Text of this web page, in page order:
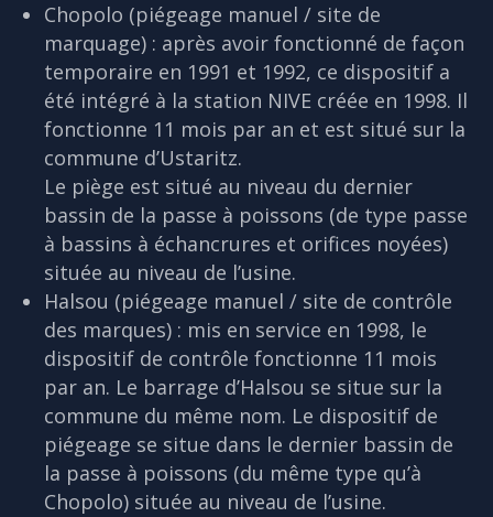
Chopolo (piégeage manuel / site de
marquage) : après avoir fonctionné de façon
temporaire en 1991 et 1992, ce dispositif a
été intégré à la station NIVE créée en 1998. Il
fonctionne 11 mois par an et est situé sur la
commune d’Ustaritz.
Le piège est situé au niveau du dernier
bassin de la passe à poissons (de type passe
à bassins à échancrures et orifices noyées)
située au niveau de l’usine.
Halsou (piégeage manuel / site de contrôle
des marques) : mis en service en 1998, le
dispositif de contrôle fonctionne 11 mois
par an. Le barrage d’Halsou se situe sur la
commune du même nom. Le dispositif de
piégeage se situe dans le dernier bassin de
la passe à poissons (du même type qu’à
Chopolo) située au niveau de l’usine.